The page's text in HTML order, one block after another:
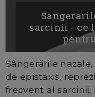
sarcinii - ce
Sângerările
de epistaxis,
frecvent al